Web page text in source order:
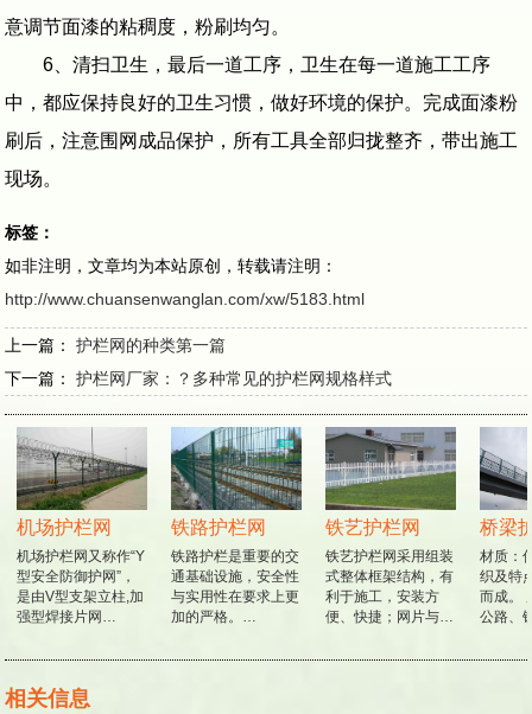
意调节面漆的粘稠度，粉刷均匀。
6、清扫卫生，最后一道工序，卫生在每一道施工工序
中，都应保持良好的卫生习惯，做好环境的保护。完成面漆粉
刷后，注意围网成品保护，所有工具全部归拢整齐，带出施工
现场。
标签：
如非注明，文章均为本站原创，转载请注明：
http://www.chuansenwanglan.com/xw/5183.html
上一篇：护栏网的种类第一篇
下一篇：护栏网厂家：？多种常见的护栏网规格样式
机场护栏网
机场护栏网又称作“Y
型安全防御护网”，
是由V型支架立柱,加
强型焊接片网…
铁路护栏网
铁路护栏是重要的交
通基础设施，安全性
与实用性在要求上更
加的严格。…
铁艺护栏网
铁艺护栏网采用组装
式整体框架结构，有
利于施工，安装方
便、快捷；网片与…
桥梁
材质：
织及特
而成。
公路、
相关信息